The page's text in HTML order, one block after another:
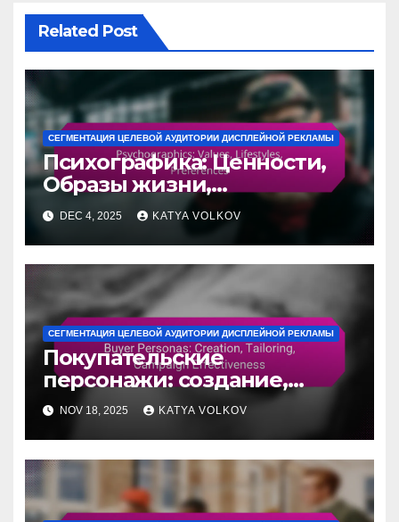
Related Post
СЕГМЕНТАЦИЯ ЦЕЛЕВОЙ АУДИТОРИИ ДИСПЛЕЙНОЙ РЕКЛАМЫ
Психографика: Ценности,
Образы жизни,
Предпочтения
DEC 4, 2025 KATYA VOLKOV
СЕГМЕНТАЦИЯ ЦЕЛЕВОЙ АУДИТОРИИ ДИСПЛЕЙНОЙ РЕКЛАМЫ
Покупательские
персонажи: создание,
настройка, эффективность
кампании
NOV 18, 2025 KATYA VOLKOV